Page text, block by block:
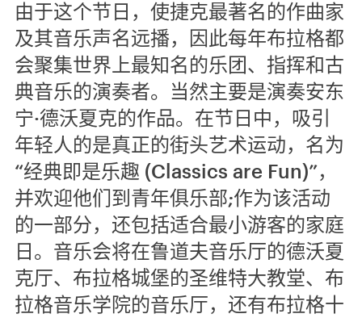
由于这个节日，使捷克最著名的作曲家
及其音乐声名远播，因此每年布拉格都
会聚集世界上最知名的乐团、指挥和古
典音乐的演奏者。当然主要是演奏安东
宁·德沃夏克的作品。在节日中，吸引
年轻人的是真正的街头艺术运动，名为
“经典即是乐趣 (Classics are Fun)”，
并欢迎他们到青年俱乐部;作为该活动
的一部分，还包括适合最小游客的家庭
日。音乐会将在鲁道夫音乐厅的德沃夏
克厅、布拉格城堡的圣维特大教堂、布
拉格音乐学院的音乐厅，还有布拉格十